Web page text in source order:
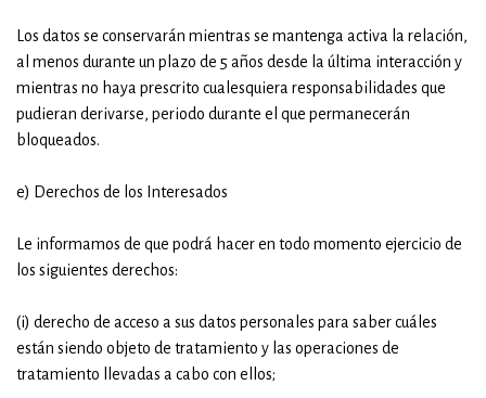
Los datos se conservarán mientras se mantenga activa la relación,
al menos durante un plazo de 5 años desde la última interacción y
mientras no haya prescrito cualesquiera responsabilidades que
pudieran derivarse, periodo durante el que permanecerán
bloqueados.
e) Derechos de los Interesados
Le informamos de que podrá hacer en todo momento ejercicio de
los siguientes derechos:
(i) derecho de acceso a sus datos personales para saber cuáles
están siendo objeto de tratamiento y las operaciones de
tratamiento llevadas a cabo con ellos;